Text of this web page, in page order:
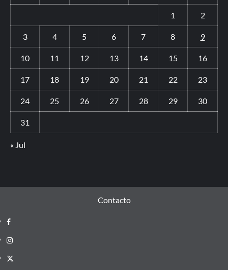
1 2
3 4 5 6 7 8 9
10 11 12 13 14 15 16
17 18 19 20 21 22 23
24 25 26 27 28 29 30
31
« Jul
Contacto